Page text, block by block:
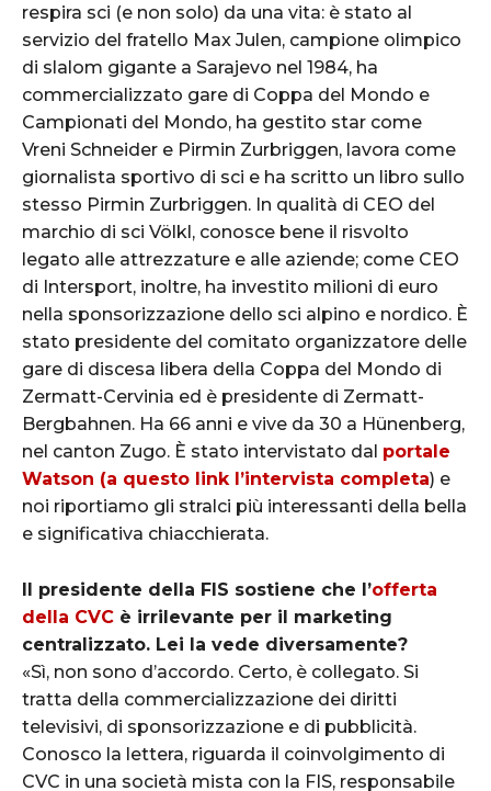
respira sci (e non solo) da una vita: è stato al
servizio del fratello Max Julen, campione olimpico
di slalom gigante a Sarajevo nel 1984, ha
commercializzato gare di Coppa del Mondo e
Campionati del Mondo, ha gestito star come
Vreni Schneider e Pirmin Zurbriggen, lavora come
giornalista sportivo di sci e ha scritto un libro sullo
stesso Pirmin Zurbriggen. In qualità di CEO del
marchio di sci Völkl, conosce bene il risvolto
legato alle attrezzature e alle aziende; come CEO
di Intersport, inoltre, ha investito milioni di euro
nella sponsorizzazione dello sci alpino e nordico. È
stato presidente del comitato organizzatore delle
gare di discesa libera della Coppa del Mondo di
Zermatt-Cervinia ed è presidente di Zermatt-
Bergbahnen. Ha 66 anni e vive da 30 a Hünenberg,
nel canton Zugo. È stato intervistato dal portale
Watson (a questo link l’intervista completa) e
noi riportiamo gli stralci più interessanti della bella
e significativa chiacchierata.
Il presidente della FIS sostiene che l’offerta
della CVC è irrilevante per il marketing
centralizzato. Lei la vede diversamente?
«Sì, non sono d’accordo. Certo, è collegato. Si
tratta della commercializzazione dei diritti
televisivi, di sponsorizzazione e di pubblicità.
Conosco la lettera, riguarda il coinvolgimento di
CVC in una società mista con la FIS, responsabile